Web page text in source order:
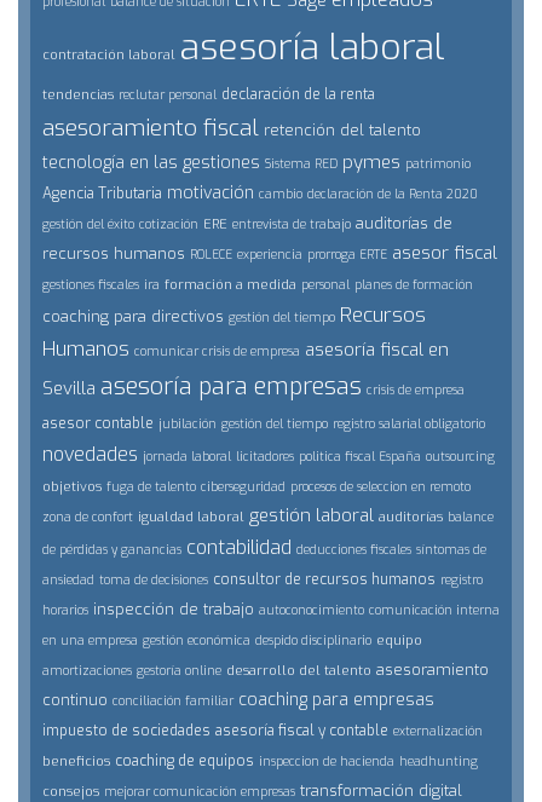
contratación laboral asesoría laboral
tendencias reclutar personal declaración de la renta
asesoramiento fiscal retención del talento
tecnología en las gestiones Sistema RED pymes patrimonio
Agencia Tributaria motivación cambio declaración de la Renta 2020
gestión del éxito cotización ERE entrevista de trabajo auditorías de
recursos humanos ROLECE experiencia prorroga ERTE asesor fiscal
gestiones fiscales ira formación a medida personal planes de formación
coaching para directivos gestión del tiempo Recursos
Humanos comunicar crisis de empresa asesoría fiscal en
Sevilla asesoría para empresas crisis de empresa
asesor contable jubilación gestión del tiempo registro salarial obligatorio
novedades jornada laboral licitadores politica fiscal España outsourcing
objetivos fuga de talento ciberseguridad procesos de seleccion en remoto
zona de confort igualdad laboral gestión laboral auditorías balance
de pérdidas y ganancias contabilidad deducciones fiscales síntomas de
ansiedad toma de decisiones consultor de recursos humanos registro
horarios inspección de trabajo autoconocimiento comunicación interna
en una empresa gestión económica despido disciplinario equipo
amortizaciones gestoría online desarrollo del talento asesoramiento
continuo conciliación familiar coaching para empresas
impuesto de sociedades asesoría fiscal y contable externalización
beneficios coaching de equipos inspeccion de hacienda headhunting
consejos mejorar comunicación empresas transformación digital